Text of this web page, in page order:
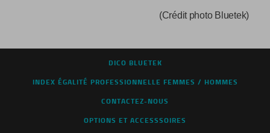
(Crédit photo Bluetek)
DICO BLUETEK
INDEX ÉGALITÉ PROFESSIONNELLE FEMMES / HOMMES
CONTACTEZ-NOUS
OPTIONS ET ACCESSSOIRES